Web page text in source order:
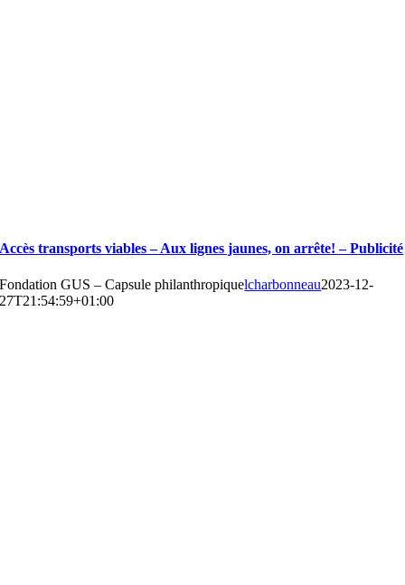
Accès transports viables – Aux lignes jaunes, on arrête! – Publicité
Fondation GUS – Capsule philanthropiquelcharbonneau2023-12-
27T21:54:59+01:00